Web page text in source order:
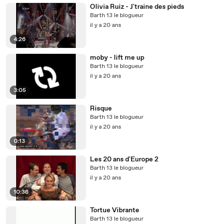
4:26
Olivia Ruiz - J'traine des pieds
Barth 13 le blogueur
il y a 20 ans
3:05
moby - lift me up
Barth 13 le blogueur
il y a 20 ans
0:13
Risque
Barth 13 le blogueur
il y a 20 ans
10:36
Les 20 ans d'Europe 2
Barth 13 le blogueur
il y a 20 ans
Tortue Vibrante
Barth 13 le blogueur